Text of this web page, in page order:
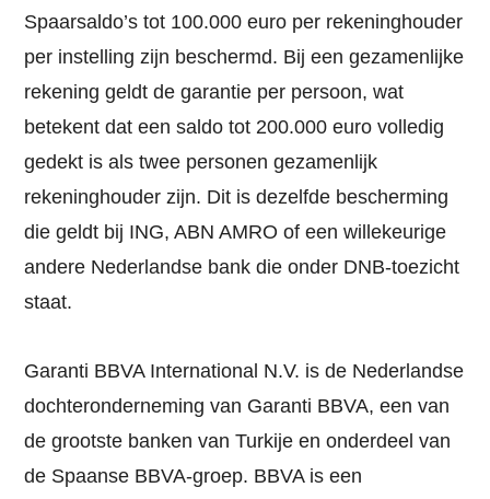
Spaarsaldo’s tot 100.000 euro per rekeninghouder
per instelling zijn beschermd. Bij een gezamenlijke
rekening geldt de garantie per persoon, wat
betekent dat een saldo tot 200.000 euro volledig
gedekt is als twee personen gezamenlijk
rekeninghouder zijn. Dit is dezelfde bescherming
die geldt bij ING, ABN AMRO of een willekeurige
andere Nederlandse bank die onder DNB-toezicht
staat.
Garanti BBVA International N.V. is de Nederlandse
dochteronderneming van Garanti BBVA, een van
de grootste banken van Turkije en onderdeel van
de Spaanse BBVA-groep. BBVA is een